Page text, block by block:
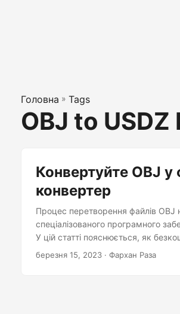
Головна » Tags
OBJ to
Конвертуйте OBJ
конвертер
Процес перетворення файлів OBJ
спеціалізованого програмного
У цій статті пояснюється, як
березня 15, 2023 · Фархан Раза